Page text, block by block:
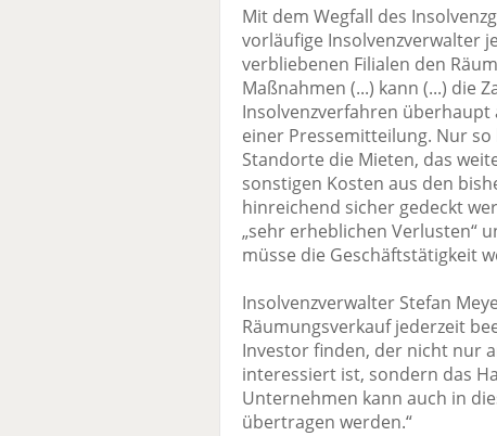
Mit dem Wegfall des
vorläufige Insolvenzverwalter
verbliebenen Filialen den
Maßnahmen (...) kann (...) die
Insolvenzverfahren
einer Pressemitteilung. Nur so
Standorte die Mieten, das
sonstigen Kosten aus den
hinreichend sicher gedeckt
„sehr erheblichen Verlusten“
müsse die Geschäftstätigkeit
Insolvenzverwalter Stefan
Räumungsverkauf jederzeit
Investor finden, der nicht nur
interessiert ist, sondern das
Unternehmen kann auch in
übertragen werden.“